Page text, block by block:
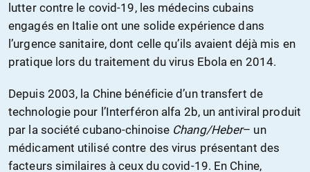
lutter contre le covid-19, les médecins cubains
engagés en Italie ont une solide expérience dans
l’urgence sanitaire, dont celle qu’ils avaient déjà mis en
pratique lors du traitement du virus Ebola en 2014.
Depuis 2003, la Chine bénéficie d’un transfert de
technologie pour l’Interféron alfa 2b, un antiviral produit
par la société cubano-chinoise Chang/Heber– un
médicament utilisé contre des virus présentant des
facteurs similaires à ceux du covid-19. En Chine,